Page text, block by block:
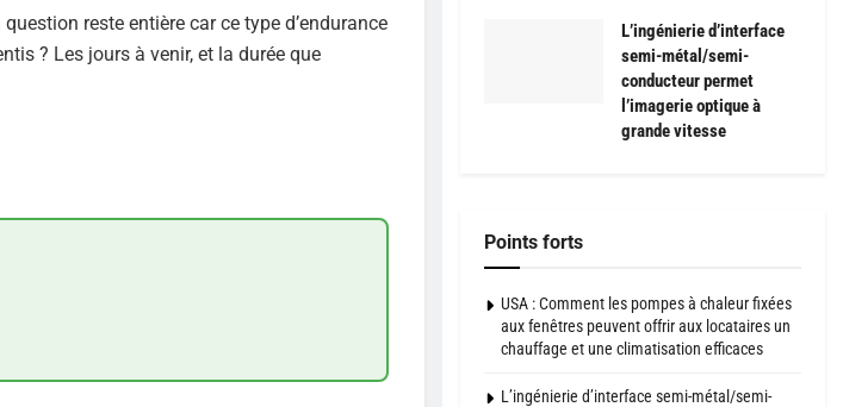
reste entière car ce type d’endurance
? Les jours à venir, et la durée que
L’ingénierie d’interface
semi-métal/semi-
conducteur permet
l’imagerie optique à
grande vitesse
Points forts
USA : Comment les pompes à chaleur fixées
aux fenêtres peuvent offrir aux locataires un
chauffage et une climatisation efficaces
L’ingénierie d’interface semi-métal/semi-